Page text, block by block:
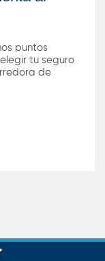
puntos
tu seguro
de